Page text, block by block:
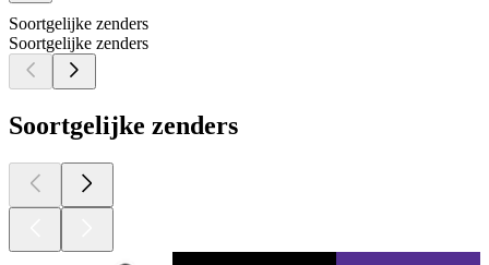
Soortgelijke zenders
Soortgelijke zenders
Soortgelijke zenders